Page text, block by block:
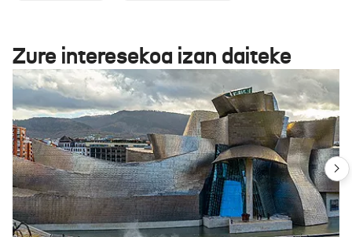
Zure interesekoa izan daiteke